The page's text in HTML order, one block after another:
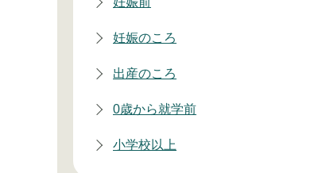
妊娠のころ
出産のころ
0歳から就学前
小学校以上